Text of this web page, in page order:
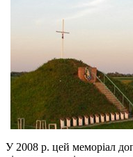
У 2008 р. цей меморіал